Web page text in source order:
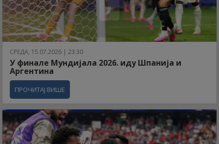
СРЕДА, 15.07.2026 | 23:30
У финале Мундијала 2026. иду Шпанија и
Аргентина
ПРОЧИТАЈ ВИШЕ